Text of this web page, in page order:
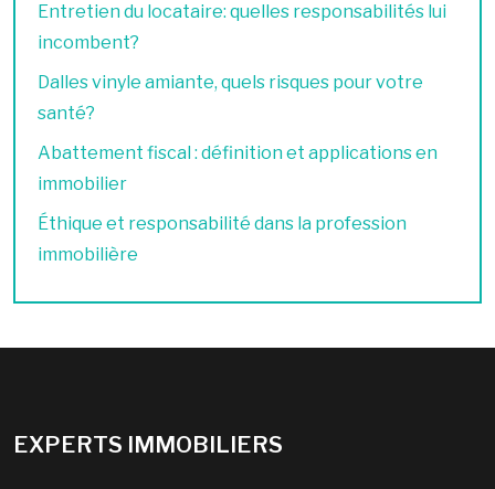
Entretien du locataire: quelles responsabilités lui
incombent?
Dalles vinyle amiante, quels risques pour votre
santé?
Abattement fiscal : définition et applications en
immobilier
Éthique et responsabilité dans la profession
immobilière
EXPERTS IMMOBILIERS